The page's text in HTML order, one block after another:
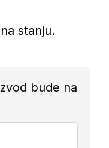
stanju.
bude na